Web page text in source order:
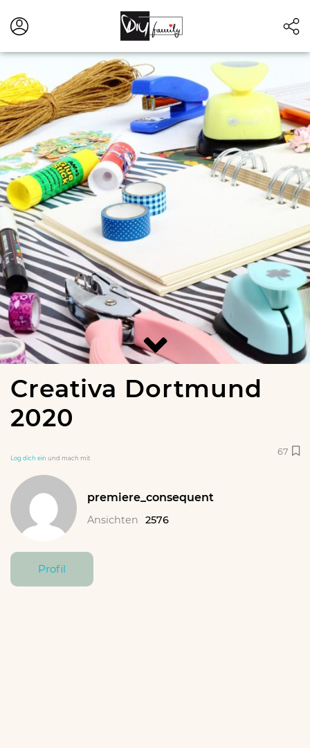
Creativa Dortmund
2020
Log dich ein und mach mit
67
premiere_consequent
Ansichten 2576
Profil